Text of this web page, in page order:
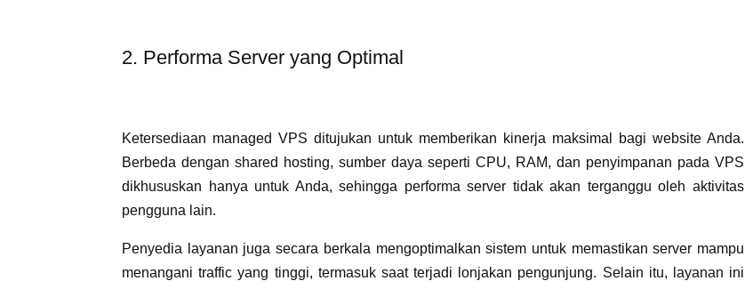
2. Performa Server yang Optimal
Ketersediaan managed VPS ditujukan untuk memberikan kinerja maksimal bagi website Anda.
Berbeda dengan shared hosting, sumber daya seperti CPU, RAM, dan penyimpanan pada VPS
dikhususkan hanya untuk Anda, sehingga performa server tidak akan terganggu oleh aktivitas
pengguna lain.
Penyedia layanan juga secara berkala mengoptimalkan sistem untuk memastikan server mampu
menangani traffic yang tinggi, termasuk saat terjadi lonjakan pengunjung. Selain itu, layanan ini